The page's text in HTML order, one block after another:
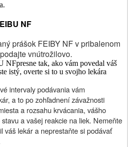
NF
prášok FEIBY NF v pribalenom
vnútrožilovo.
NFpresne tak, ako vám povedal váš
istý, overte si to u svojho lekára
intervaly podávania vám
a to po zohľadnení závažnosti
a rozsahu krvácania, vášho
a vašej reakcie na liek. Nemeňte
váš lekár a neprestaňte si podávať